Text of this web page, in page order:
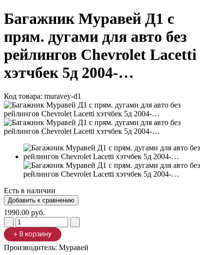
Багажник Муравей Д1 с
прям. дугами для авто без
рейлингов Chevrolet Lacetti
хэтчбек 5д 2004-…
Код товара: muravey-d1
Есть в наличии
1990.00 руб.
Производитель: Муравей